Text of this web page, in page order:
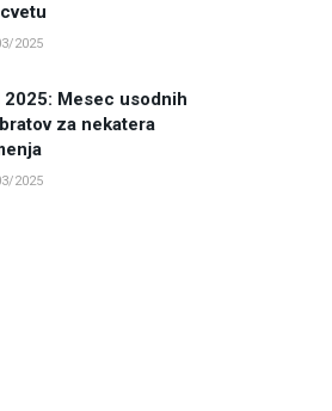
2025
Mesec usodnih
za nekatera
2025